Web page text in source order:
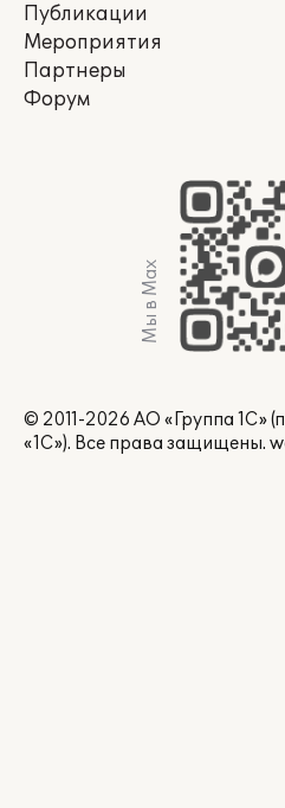
Публикации
Мероприятия
Партнеры
Форум
Мы в Max
© 2011-2026 АО «Группа 1С»
«1С»). Все права защищены.